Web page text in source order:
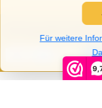
Für weitere